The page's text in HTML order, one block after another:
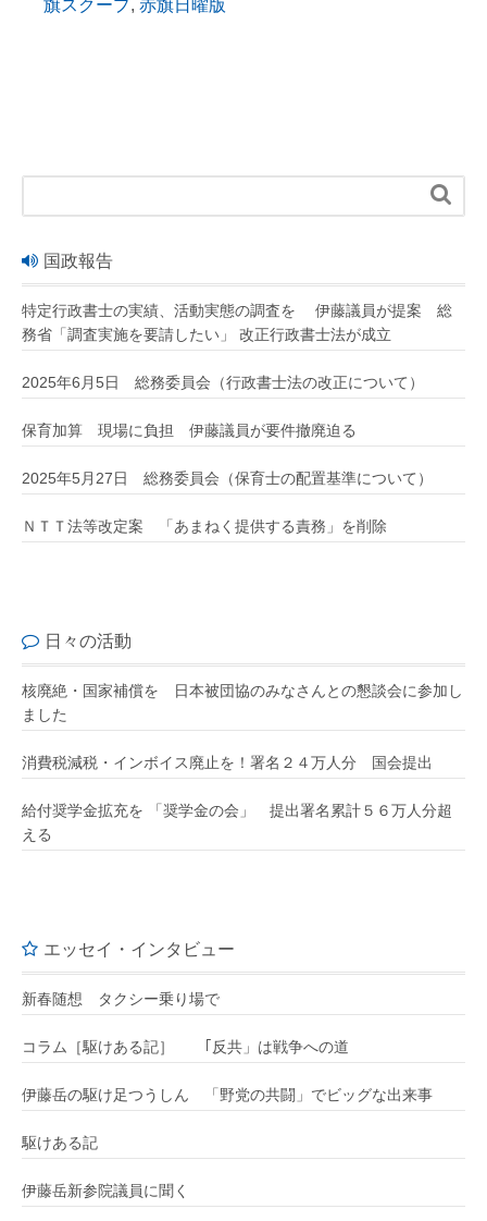
旗スクープ, 赤旗日曜版

国政報告
特定行政書士の実績、活動実態の調査を 伊藤議員が提案 総
務省「調査実施を要請したい」 改正行政書士法が成立
2025年6月5日 総務委員会（行政書士法の改正について）
保育加算 現場に負担 伊藤議員が要件撤廃迫る
2025年5月27日 総務委員会（保育士の配置基準について）
ＮＴＴ法等改定案 「あまねく提供する責務」を削除
日々の活動
核廃絶・国家補償を 日本被団協のみなさんとの懇談会に参加し
ました
消費税減税・インボイス廃止を！署名２４万人分 国会提出
給付奨学金拡充を 「奨学金の会」 提出署名累計５６万人分超
える
エッセイ・インタビュー
新春随想 タクシー乗り場で
コラム［駆けある記］ ｢反共」は戦争への道
伊藤岳の駆け足つうしん 「野党の共闘」でビッグな出来事
駆けある記
伊藤岳新参院議員に聞く